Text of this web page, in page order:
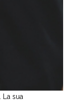
. La sua